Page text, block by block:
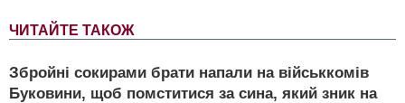
ЧИТАЙТЕ ТАКОЖ
Збройні сокирами брати напали на військкомів
Буковини, щоб помститися за сина, який зник на